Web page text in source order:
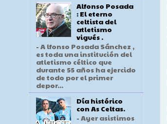
Alfonso Posada
: El eterno
celtista del
atletismo
vigués .
- A lfonso Posada Sánchez ,
es toda una institución del
atletismo céltico que
durante 55 años ha ejercido
de todo por el primer
depor...
Día histórico
con As Celtas.
- Ayer asistimos